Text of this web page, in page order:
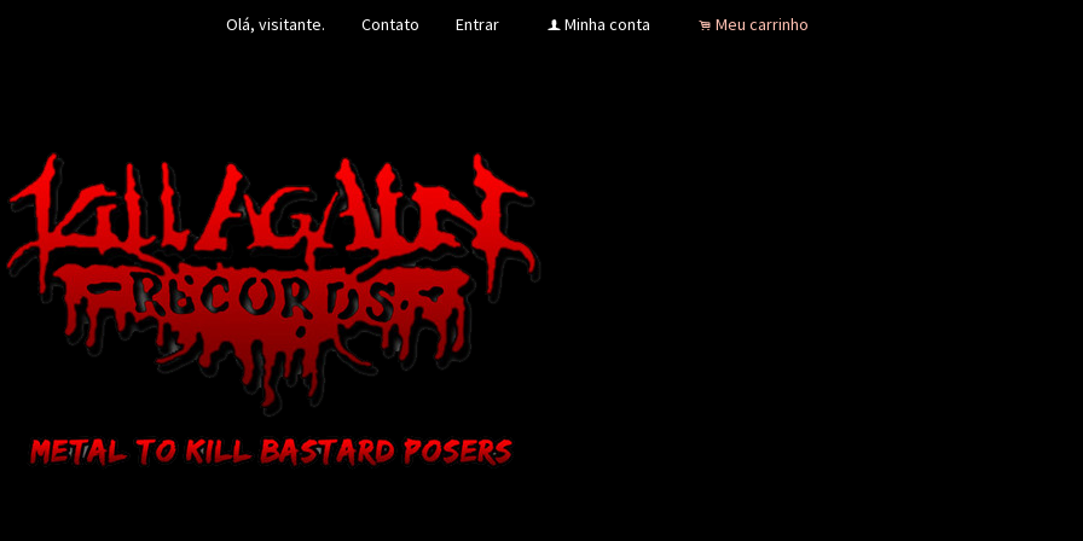
Olá, visitante. Contato Entrar f Minha conta . Meu carrinho